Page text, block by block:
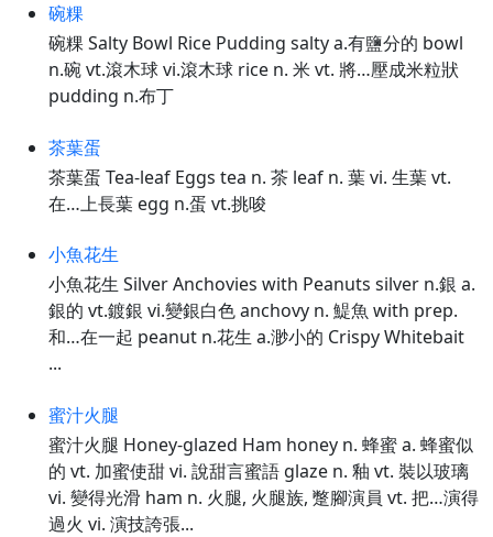
碗粿
碗粿 Salty Bowl Rice Pudding salty a.有鹽分的 bowl
n.碗 vt.滾木球 vi.滾木球 rice n. 米 vt. 將…壓成米粒狀
pudding n.布丁
茶葉蛋
茶葉蛋 Tea-leaf Eggs tea n. 茶 leaf n. 葉 vi. 生葉 vt.
在…上長葉 egg n.蛋 vt.挑唆
小魚花生
小魚花生 Silver Anchovies with Peanuts silver n.銀 a.
銀的 vt.鍍銀 vi.變銀白色 anchovy n. 鯷魚 with prep.
和…在一起 peanut n.花生 a.渺小的 Crispy Whitebait
...
蜜汁火腿
蜜汁火腿 Honey-glazed Ham honey n. 蜂蜜 a. 蜂蜜似
的 vt. 加蜜使甜 vi. 說甜言蜜語 glaze n. 釉 vt. 裝以玻璃
vi. 變得光滑 ham n. 火腿, 火腿族, 蹩腳演員 vt. 把…演得
過火 vi. 演技誇張...